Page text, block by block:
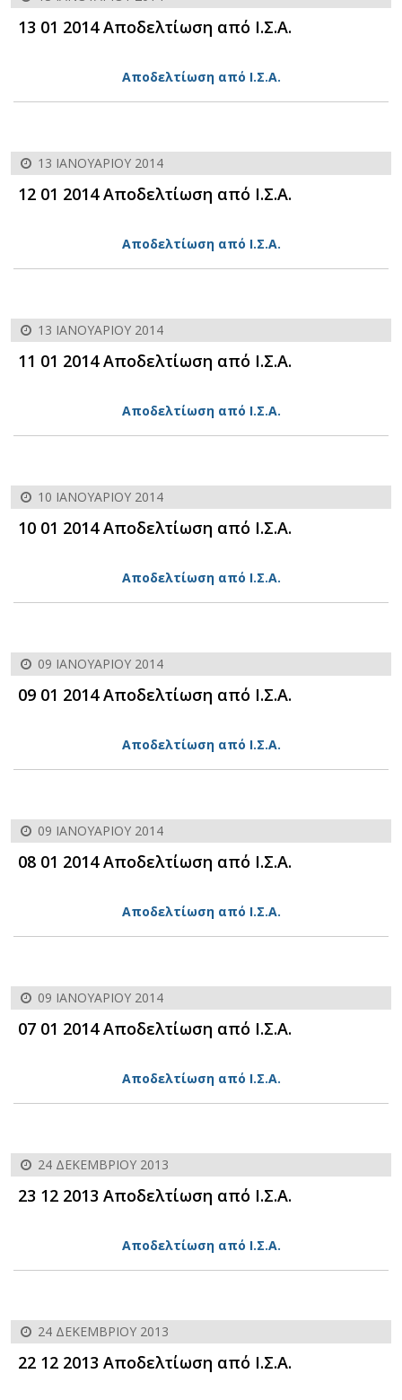
13 01 2014 Αποδελτίωση από Ι.Σ.Α.
Αποδελτίωση από Ι.Σ.Α.
13 ΙΑΝΟΥΑΡΊΟΥ 2014
12 01 2014 Αποδελτίωση από Ι.Σ.Α.
Αποδελτίωση από Ι.Σ.Α.
13 ΙΑΝΟΥΑΡΊΟΥ 2014
11 01 2014 Αποδελτίωση από Ι.Σ.Α.
Αποδελτίωση από Ι.Σ.Α.
10 ΙΑΝΟΥΑΡΊΟΥ 2014
10 01 2014 Αποδελτίωση από Ι.Σ.Α.
Αποδελτίωση από Ι.Σ.Α.
09 ΙΑΝΟΥΑΡΊΟΥ 2014
09 01 2014 Αποδελτίωση από Ι.Σ.Α.
Αποδελτίωση από Ι.Σ.Α.
09 ΙΑΝΟΥΑΡΊΟΥ 2014
08 01 2014 Αποδελτίωση από Ι.Σ.Α.
Αποδελτίωση από Ι.Σ.Α.
09 ΙΑΝΟΥΑΡΊΟΥ 2014
07 01 2014 Αποδελτίωση από Ι.Σ.Α.
Αποδελτίωση από Ι.Σ.Α.
24 ΔΕΚΕΜΒΡΊΟΥ 2013
23 12 2013 Αποδελτίωση από Ι.Σ.Α.
Αποδελτίωση από Ι.Σ.Α.
24 ΔΕΚΕΜΒΡΊΟΥ 2013
22 12 2013 Αποδελτίωση από Ι.Σ.Α.